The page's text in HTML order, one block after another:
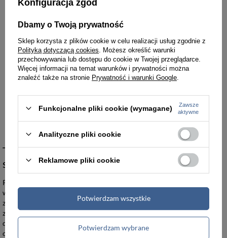
-5%
Torba z naturalnej skóry damska Barberini's 899-1 aktówka na laptopa A4 czarna
332,00 zł 349,00 zł
-5%
341,00 zł
341,00 zł
359,00 zł
Torby na dokumenty damskie Barberini's
stanowią wybór świadomych profesjonalistek
Prezentowane torby, aktówki oraz teczki wykonane z
wyselekcjonowanej skóry naturalnej łączą w sobie surową elegancję
z bezkompromisową wytrzymałością mechaniczną. Każdy model
został zaprojektowany z myślą o bezpiecznym transporcie
dokumentacji w formacie A4 oraz urządzeń mobilnych, zapewniając
ochronę zawartości przed odkształceniami. Solidna konstrukcja oraz
Konfiguracja zgód
Dbamy o Twoją prywatność
Sklep korzysta z plików cookie w celu realizacji usług zgodnie z
Polityką dotyczącą cookies . Możesz określić warunki
przechowywania lub dostępu do cookie w Twojej przeglądarce.
Więcej informacji na temat warunków i prywatności można
znaleźć także na stronie Prywatność i warunki Google
Funkcjonalne pliki cookie (wymagane)
Zawsze
aktywne
Analityczne pliki cookie
Reklamowe pliki cookie
Potwierdzam wybrane
Potwierdzam wszystkie